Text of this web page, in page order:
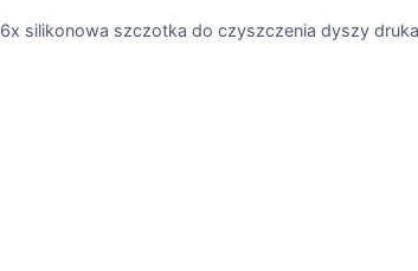
6x silikonowa szczotka do czyszczenia dyszy